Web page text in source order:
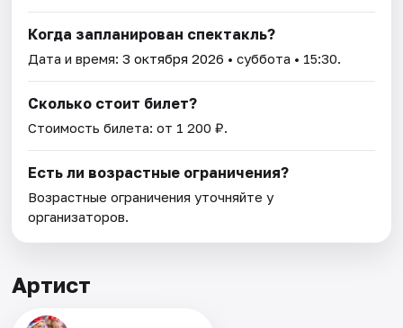
Когда запланирован спектакль?
Дата и время:3 октября 2026 • суббота • 15:30.
Сколько стоит билет?
Стоимость билета: от 1 200 ₽.
Есть ли возрастные ограничения?
Возрастные ограничения уточняйте у
организаторов.
Артист